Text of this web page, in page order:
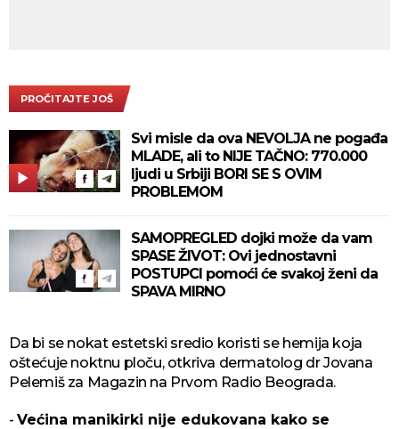
PROČITAJTE JOŠ
Svi misle da ova NEVOLJA ne pogađa
MLADE, ali to NIJE TAČNO: 770.000
ljudi u Srbiji BORI SE S OVIM
PROBLEMOM
SAMOPREGLED dojki može da vam
SPASE ŽIVOT: Ovi jednostavni
POSTUPCI pomoći će svakoj ženi da
SPAVA MIRNO
Da bi se nokat estetski sredio koristi se hemija koja
oštećuje noktnu ploču, otkriva dermatolog dr Jovana
Pelemiš za Magazin na Prvom Radio Beograda.
-Većina manikirki nije edukovana kako se